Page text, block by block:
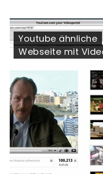
Youtube ähnliche
Webseite mit